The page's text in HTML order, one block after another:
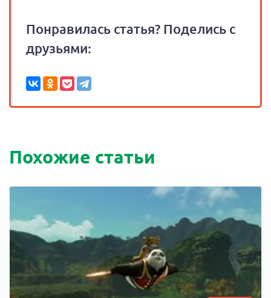
Понравилась статья? Поделись с
друзьями:
Похожие статьи